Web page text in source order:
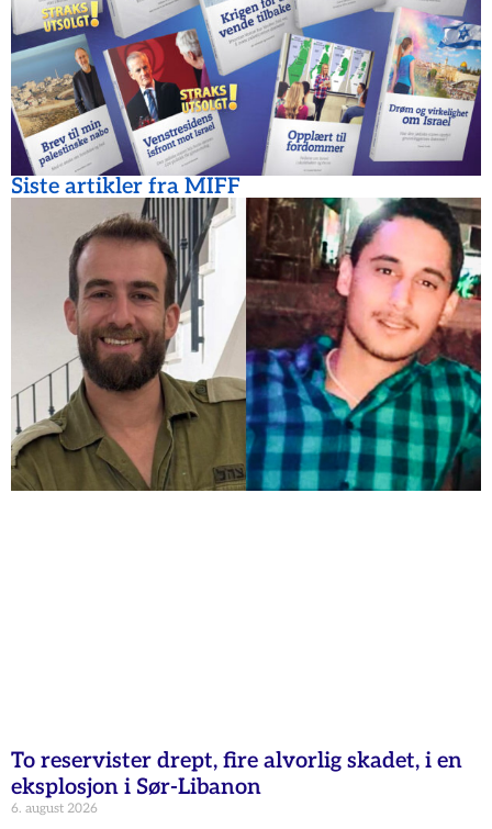
Siste artikler fra MIFF
To reservister drept, fire alvorlig skadet, i en
eksplosjon i Sør-Libanon
6. august 2026